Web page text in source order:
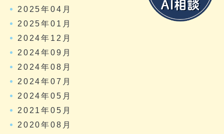
2025年04月
2025年01月
2024年12月
2024年09月
2024年08月
2024年07月
2024年05月
2021年05月
2020年08月